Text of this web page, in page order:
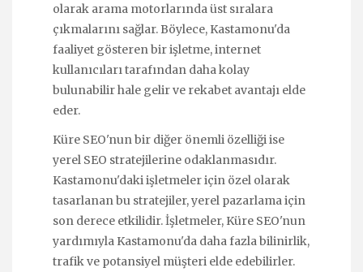
olarak arama motorlarında üst sıralara
çıkmalarını sağlar. Böylece, Kastamonu'da
faaliyet gösteren bir işletme, internet
kullanıcıları tarafından daha kolay
bulunabilir hale gelir ve rekabet avantajı elde
eder.
Küre SEO'nun bir diğer önemli özelliği ise
yerel SEO stratejilerine odaklanmasıdır.
Kastamonu'daki işletmeler için özel olarak
tasarlanan bu stratejiler, yerel pazarlama için
son derece etkilidir. İşletmeler, Küre SEO'nun
yardımıyla Kastamonu'da daha fazla bilinirlik,
trafik ve potansiyel müşteri elde edebilirler.